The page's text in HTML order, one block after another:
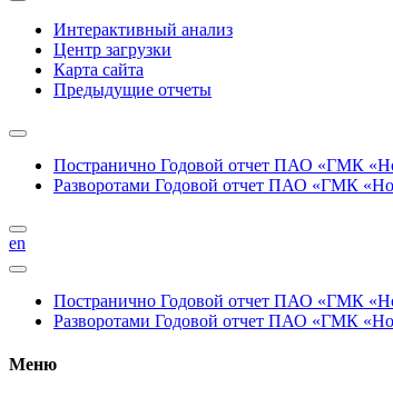
Интерактивный анализ
Центр загрузки
Карта сайта
Предыдущие отчеты
Постранично Годовой отчет ПАО «ГМК
Разворотами Годовой отчет ПАО «ГМК
en
Постранично Годовой отчет ПАО «ГМК
Разворотами Годовой отчет ПАО «ГМК
Меню